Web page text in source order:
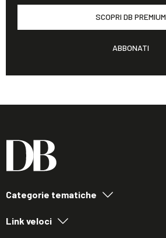
SCOPRI DB PREMIUM
ABBONATI
Categorie tematiche
Link veloci